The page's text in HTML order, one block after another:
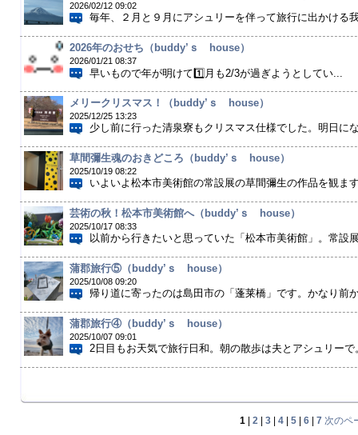
2026/02/12 09:02
毎年、２月と９月にアシュリーを伴って旅行に出かける
2026年のおせち（buddy’ｓ house）
2026/01/21 08:37
早いもので年が明けて1️⃣月も2/3が過ぎようとしてい...
メリークリスマス！（buddy’ｓ house）
2025/12/25 13:23
少し前に行った清泉寮もクリスマス仕様でした。明日に
草間彌生魂のおきどころ（buddy’ｓ house）
2025/10/19 08:22
いよいよ松本市美術館の常設展の草間彌生の作品を観ま
芸術の秋！松本市美術館へ（buddy’ｓ house）
2025/10/17 08:33
以前から行きたいと思っていた「松本市美術館」。常設
蒲郡旅行⑤（buddy’ｓ house）
2025/10/08 09:20
帰り道に寄ったのは島田市の「蓬莱橋」です。かなり前
蒲郡旅行④（buddy’ｓ house）
2025/10/07 09:01
2日目もお天気で旅行日和。朝の散歩は夫とアシュリー
1| 2| 3| 4| 5| 6| 7 次のペ